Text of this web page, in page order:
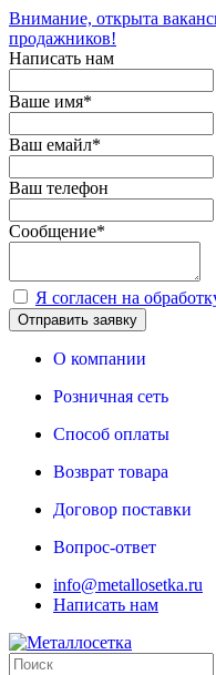
Внимание, открыта
продажников!
Написать нам
Ваше имя*
Ваш емайл*
Ваш телефон
Сообщение*
Я согласен на
Отправить заявку
О компании
Розничная сеть
Способ оплаты
Возврат товара
Договор поставки
Вопрос-ответ
info@metallosetka.ru
Написать нам